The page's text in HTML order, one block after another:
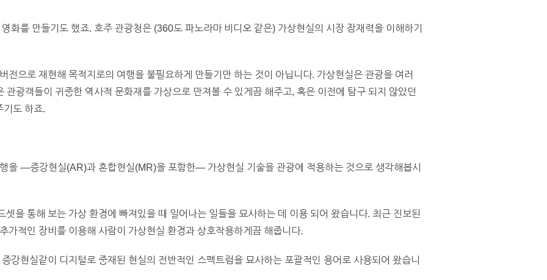
화를 만들기도 했죠. 호주 관광청은 (360도 파노라마 비디오 같은) 가상현실의 시장 잠재력을 이해하기
전으로 재현해 목적지로의 여행을 불필요하게 만들기만 하는 것이 아닙니다. 가상현실은 관광을 여러
광객들이 귀중한 역사적 문화재를 가상으로 만져볼 수 있게끔 해주고, 혹은 이전에 탐구 되지 않았던
기도 하죠.
을 —증강현실(AR)과 혼합현실(MR)을 포함한— 가상현실 기술을 관광에 적용하는 것으로 생각해봅시
셋을 통해 보는 가상 환경에 빠져있을 때 일어나는 일들을 묘사하는 데 이용 되어 왔습니다. 최근 진보된
가적인 장비를 이용해 사람이 가상현실 환경과 상호작용하게끔 해줍니다.
강현실같이 디지털로 중재된 현실의 전반적인 스펙트럼을 묘사하는 포괄적인 용어로 사용되어 왔습니